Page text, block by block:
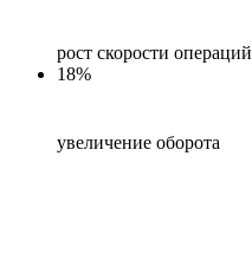
рост скорости операций
18%
увеличение оборота